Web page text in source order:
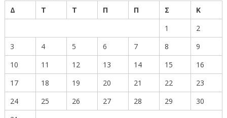
Δ
Τ Τ Π Π Σ
Κ
1
2
3
4 5 6 7 8
9
10
11 12 13 14 15
16
17
18 19 20 21 22
23
24
25 26 27 28 29
30